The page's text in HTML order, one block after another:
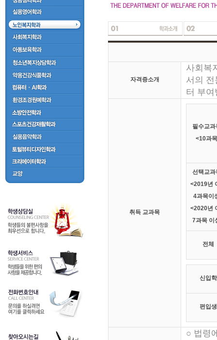
자격증소개
사회복
서의
터 부
취득 교과목
필수교
<10과
선택교
<2019년
4과목이
<2020년
7과목 이
전체
신입학
편입생
○ 법령